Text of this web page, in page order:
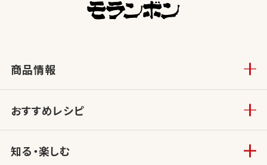
商品情報
おすすめレシピ
知る・楽しむ